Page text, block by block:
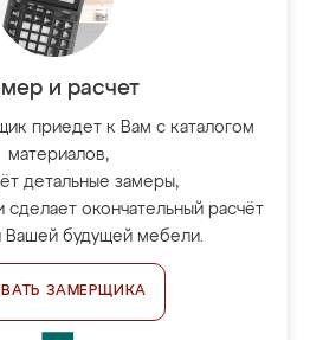
и расчет
приедет к Вам с каталогом
материалов,
детальные замеры,
сделает окончательный расчёт
Вашей будущей мебели.
ЗАМЕРЩИКА